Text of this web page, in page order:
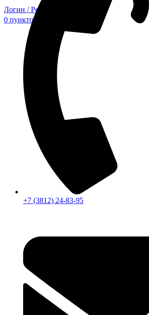
Логин / Регистрация
0 пунктов
+7 (3812) 24-83-95